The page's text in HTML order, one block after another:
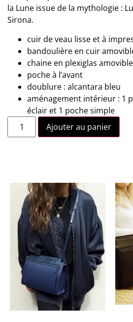
la Lune issue de la mythologie :
Sirona.
cuir de veau lisse et à
bandoulière en cuir
chaine en plexiglas amovible
poche à l’avant
doublure : alcantara bleu
aménagement intérieur : 1
éclair et 1 poche simple
Ajouter au panier